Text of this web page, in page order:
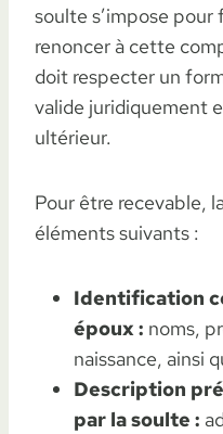
soulte s’impose pour
renoncer à cette
doit respecter un
valide juridiquement
ultérieur.
Pour être recevable,
éléments suivants :
Identification
époux : noms,
naissance, ainsi
Description
par la soulte :